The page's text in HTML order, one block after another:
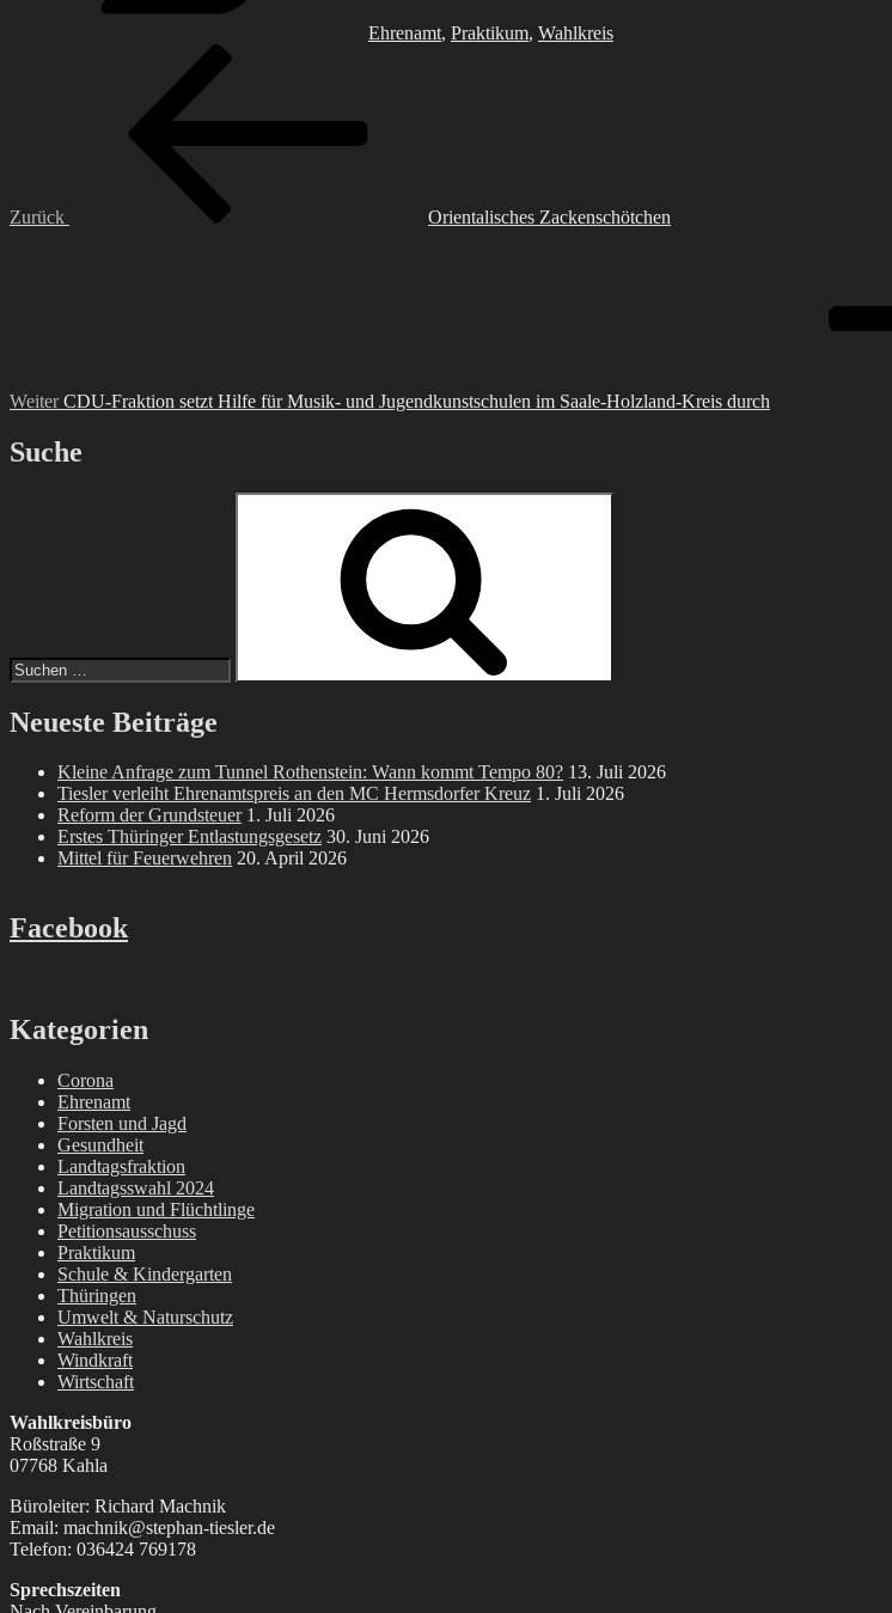
Ehrenamt, Praktikum, Wahlkreis
Beitragsnavigation
Zurück
Orientalisches Zackenschötchen
Weiter CDU-Fraktion setzt Hilfe für Musik- und Jugendkunstschulen im Saale-Holzland-Kreis durch
Suche
Neueste Beiträge
Kleine Anfrage zum Tunnel Rothenstein: Wann kommt Tempo 80? 13. Juli 2026
Tiesler verleiht Ehrenamtspreis an den MC Hermsdorfer Kreuz 1. Juli 2026
Reform der Grundsteuer 1. Juli 2026
Erstes Thüringer Entlastungsgesetz 30. Juni 2026
Mittel für Feuerwehren 20. April 2026
Facebook
Kategorien
Corona
Ehrenamt
Forsten und Jagd
Gesundheit
Landtagsfraktion
Landtagsswahl 2024
Migration und Flüchtlinge
Petitionsausschuss
Praktikum
Schule & Kindergarten
Thüringen
Umwelt & Naturschutz
Wahlkreis
Windkraft
Wirtschaft
Wahlkreisbüro
Roßstraße 9
07768 Kahla
Büroleiter: Richard Machnik
Email: machnik@stephan-tiesler.de
Telefon: 036424 769178
Sprechszeiten